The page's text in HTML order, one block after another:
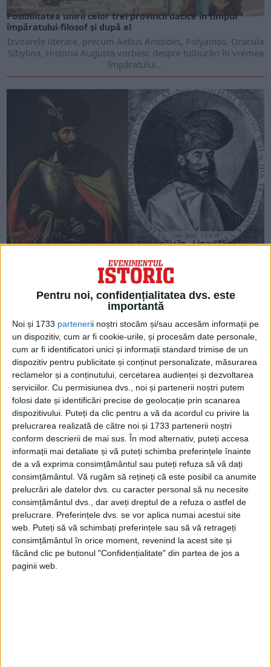
Pentru noi, confidențialitatea dvs. este
importantă
Noi și 1733 partenerii noștri stocăm și/sau accesăm informații pe
un dispozitiv, cum ar fi cookie-urile, și procesăm date personale,
cum ar fi identificatori unici și informații standard trimise de un
dispozitiv pentru publicitate și conținut personalizate, măsurarea
reclamelor și a conținutului, cercetarea audienței și dezvoltarea
serviciilor. Cu permisiunea dvs., noi și partenerii noștri putem
folosi date și identificări precise de geolocație prin scanarea
dispozitivului. Puteți da clic pentru a vă da acordul cu privire la
prelucrarea realizată de către noi și 1733 partenerii noștri
conform descrierii de mai sus. În mod alternativ, puteți accesa
informații mai detaliate și vă puteți schimba preferințele înainte
de a vă exprima consimțământul sau puteți refuza să vă dați
consimțământul. Vă rugăm să rețineți că este posibil ca anumite
prelucrări ale datelor dvs. cu caracter personal să nu necesite
consimțământul dvs., dar aveți dreptul de a refuza o astfel de
prelucrare. Preferințele dvs. se vor aplica numai acestui site
web. Puteți să vă schimbați preferințele sau să vă retrageți
consimțământul în orice moment, revenind la acest site și
făcând clic pe butonul "Confidențialitate" din partea de jos a
paginii web.
ARTICOLE ONLINE
Posibilitatea unirii celor trei provincii dacice în timpul
împăratului-filosof și după el
Izvoarele literare, precum Aelius Aristides, Polyainos, Oracula
Sibylina, Historia Augusta vorbesc despre tulburări în vremea
împăratului...
ARTICOLE ONLINE
Asasinarea lui Mihai Viteazul. Rolul său în „Liga Sfântă”,
protejeze creștinismul
Asasinarea lui Mihai Viteazul. Rolul său în „Liga Sfântă”,
alianță menită să lupte împotriva otomanilor și...
GENEZA ROMÂNIEI
Badea Cârțan, o viață dedicată luptei pentru drepturile
naționale ale românilor din Transilvania
„Bucureştiul şi Roma ar trebui să le vadă tot românul, că dacă
nu ştie de Moşu-său...